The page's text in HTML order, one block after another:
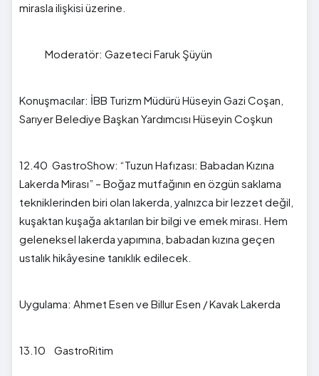
mirasla ilişkisi üzerine.
Moderatör: Gazeteci Faruk Şüyün
Konuşmacılar: İBB Turizm Müdürü Hüseyin Gazi Coşan,
Sarıyer Belediye Başkan Yardımcısı Hüseyin Coşkun
12.40 GastroShow: “Tuzun Hafızası: Babadan Kızına
Lakerda Mirası” – Boğaz mutfağının en özgün saklama
tekniklerinden biri olan lakerda, yalnızca bir lezzet değil,
kuşaktan kuşağa aktarılan bir bilgi ve emek mirası. Hem
geleneksel lakerda yapımına, babadan kızına geçen
ustalık hikâyesine tanıklık edilecek.
Uygulama: Ahmet Esen ve Billur Esen / Kavak Lakerda
13.10 GastroRitim